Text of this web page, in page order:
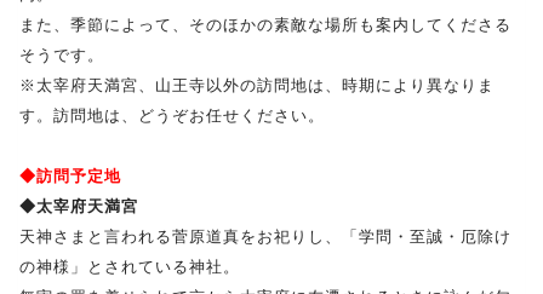
また、季節によって、そのほかの素敵な場所も案内してくださる
そうです。
※太宰府天満宮、山王寺以外の訪問地は、時期により異なりま
す。訪問地は、どうぞお任せください。
◆訪問予定地
◆太宰府天満宮
天神さまと言われる菅原道真をお祀りし、「学問・至誠・厄除け
の神様」とされている神社。